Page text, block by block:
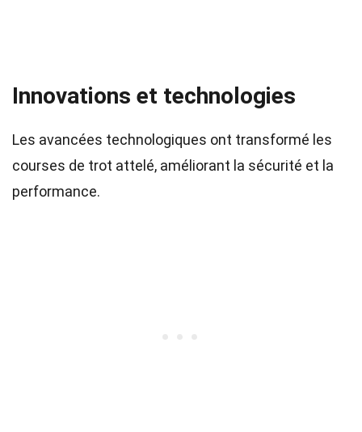
Innovations et technologies
Les avancées technologiques ont transformé les
courses de trot attelé, améliorant la sécurité et la
performance.